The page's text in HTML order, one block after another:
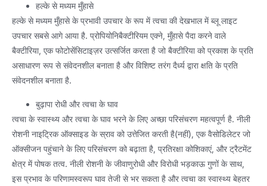
हल्के से मध्यम मुँहासे
हल्के से मध्यम मुँहासे के प्रभावी उपचार के रूप में त्वचा की देखभाल में ब्लू लाइट
उपचार सबसे आगे आया है. प्रोपियोनिबैक्टीरियम एक्ने, मुँहासे पैदा करने वाले
बैक्टीरिया, एक फोटोसेंसिटाइज़र उत्सर्जित करता है जो बैक्टीरिया को प्रकाश के प्रति
असाधारण रूप से संवेदनशील बनाता है और विशिष्ट तरंग दैर्ध्य द्वारा क्षति के प्रति
संवेदनशील बनाता है.
बुढ़ापा रोधी और त्वचा के घाव
त्वचा के स्वास्थ्य और त्वचा के घाव भरने के लिए अच्छा परिसंचरण महत्वपूर्ण है. नीली
रोशनी नाइट्रिक ऑक्साइड के स्राव को उत्तेजित करती है(नहीं), एक वैसोडिलेटर जो
ऑक्सीजन पहुंचाने के लिए परिसंचरण को बढ़ाता है, प्रतिरक्षा कोशिकाएं, और ट्रैटमेंट
क्षेत्र में पोषक तत्व. नीली रोशनी के जीवाणुरोधी और विरोधी भड़काऊ गुणों के साथ,
इस प्रभाव के परिणामस्वरूप घाव तेजी से भर सकता है और त्वचा का स्वास्थ्य बेहतर